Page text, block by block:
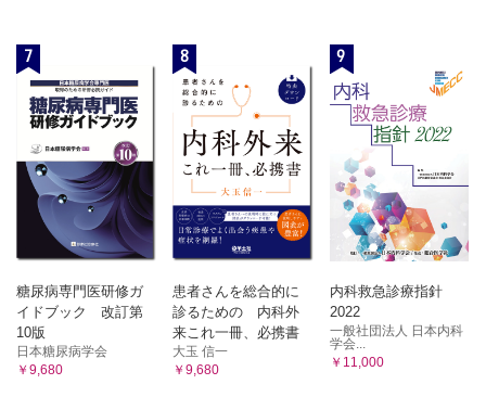
7
糖尿病専門医研修ガ
イドブック 改訂第
10版
日本糖尿病学会
￥9,680
8
患者さんを総合的に
診るための 内科外
来これ一冊、必携書
大玉 信一
￥9,680
9
内科救急診療指針
2022
一般社団法人 日本内科
学会...
￥11,000